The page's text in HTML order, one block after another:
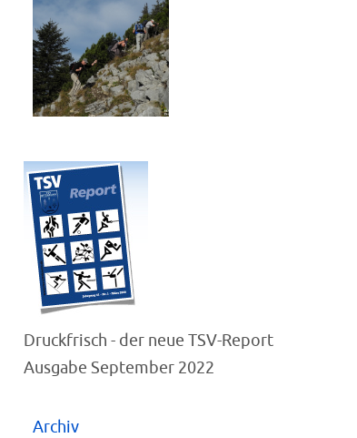
Druckfrisch - der neue TSV-Report
Ausgabe September 2022
Archiv